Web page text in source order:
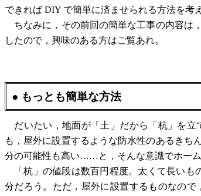
できれば DIY で簡単に済ませられる方法を考
ちなみに，その前回の簡単な工事の内容は
したので，興味のある方はご覧あれ。
● もっとも簡単な方法
だいたい，地面が「土」だから「杭」を立
も，屋外に設置するような防水性のあるきち
分の可能性も高い……と，そんな意識でホーム
「杭」の値段は数百円程度。太くて長いも
分だろう。ただ，屋外に設置するものなの